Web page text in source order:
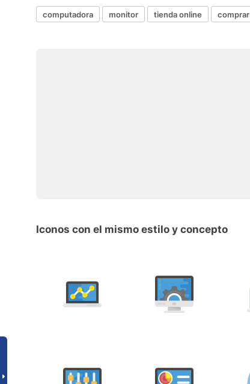
computadora monitor tienda online comprar
Iconos con el mismo estilo y concepto